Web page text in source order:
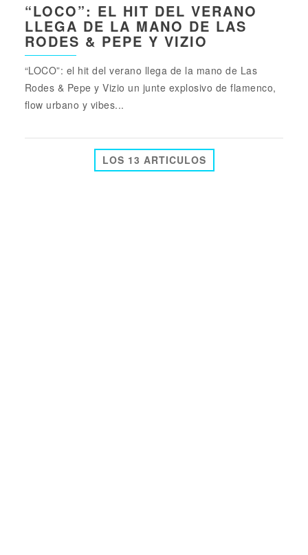
“LOCO”: EL HIT DEL VERANO
LLEGA DE LA MANO DE LAS
RODES & PEPE Y VIZIO
“LOCO”: el hit del verano llega de la mano de Las
Rodes & Pepe y Vizio un junte explosivo de flamenco,
flow urbano y vibes...
LOS 13 ARTICULOS